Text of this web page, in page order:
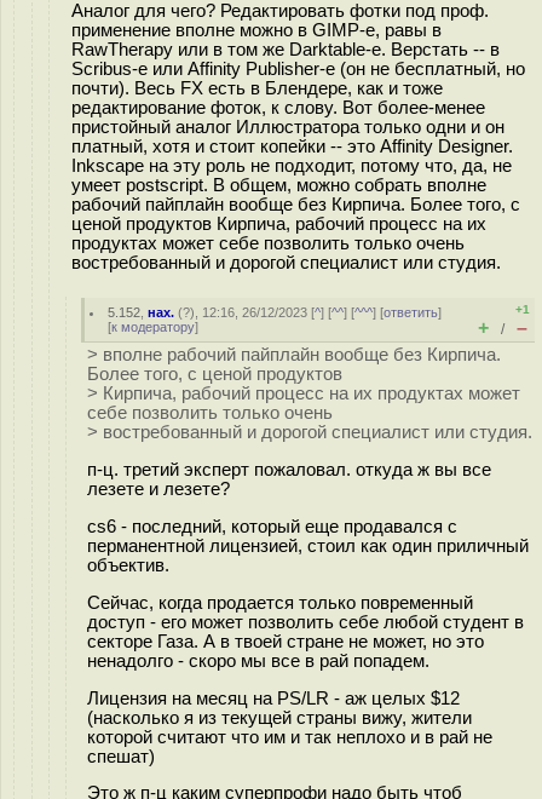
Аналог для чего? Редактировать фотки под проф.
применение вполне можно в GIMP-е, равы в
RawTherapy или в том же Darktable-е. Верстать -- в
Scribus-е или Affinity Publisher-е (он не бесплатный, но
почти). Весь FX есть в Блендере, как и тоже
редактирование фоток, к слову. Вот более-менее
пристойный аналог Иллюстратора только одни и он
платный, хотя и стоит копейки -- это Affinity Designer.
Inkscape на эту роль не подходит, потому что, да, не
умеет postscript. В общем, можно собрать вполне
рабочий пайплайн вообще без Кирпича. Более того, с
ценой продуктов Кирпича, рабочий процесс на их
продуктах может себе позволить только очень
востребованный и дорогой специалист или студия.
5.152 ,нах. (?), 12:16, 26/12/2023 [^] [^^] [^^^] [ответить]
[к модератору]
+1
+ / –
> вполне рабочий пайплайн вообще без Кирпича.
Более того, с ценой продуктов
> Кирпича, рабочий процесс на их продуктах может
себе позволить только очень
> востребованный и дорогой специалист или студия.
п-ц. третий эксперт пожаловал. откуда ж вы все
лезете и лезете?
cs6 - последний, который еще продавался с
перманентной лицензией, стоил как один приличный
объектив.
Сейчас, когда продается только повременный
доступ - его может позволить себе любой студент в
секторе Газа. А в твоей стране не может, но это
ненадолго - скоро мы все в рай попадем.
Лицензия на месяц на PS/LR - аж целых $12
(насколько я из текущей страны вижу, жители
которой считают что им и так неплохо и в рай не
спешат)
Это ж п-ц каким суперпрофи надо быть чтоб